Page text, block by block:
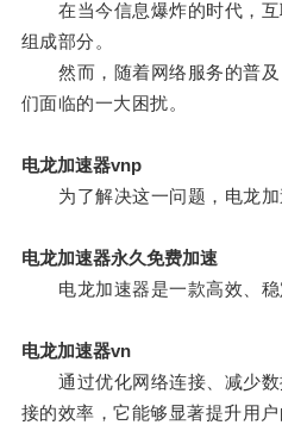
在当今信息爆炸的时代，互
组成部分。
然而，随着网络服务的普及
们面临的一大困扰。
电龙加速器vnp
为了解决这一问题，电龙加
电龙加速器永久免费加速
电龙加速器是一款高效、稳
电龙加速器vn
通过优化网络连接、减少数
接的效率，它能够显著提升用户